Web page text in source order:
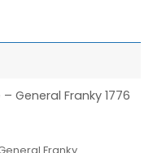
General Franky 1776